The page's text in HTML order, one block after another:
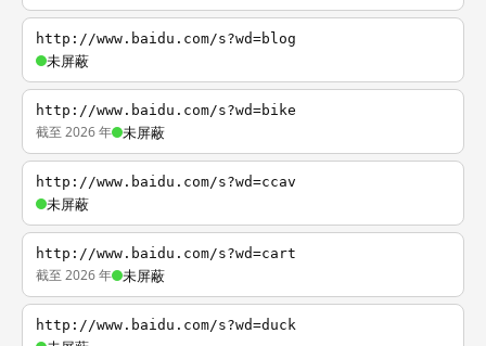
http://www.baidu.com/s?wd=blog
未屏蔽
http://www.baidu.com/s?wd=bike
截至 2026 年 未屏蔽
http://www.baidu.com/s?wd=ccav
未屏蔽
http://www.baidu.com/s?wd=cart
截至 2026 年 未屏蔽
http://www.baidu.com/s?wd=duck